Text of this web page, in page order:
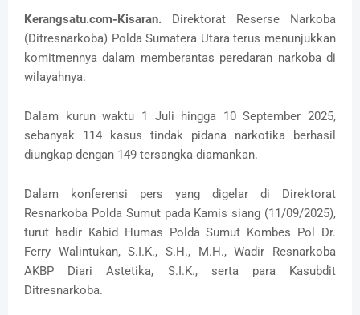
Kerangsatu.com-Kisaran. Direktorat Reserse Narkoba
(Ditresnarkoba) Polda Sumatera Utara terus menunjukkan
komitmennya dalam memberantas peredaran narkoba di
wilayahnya.
Dalam kurun waktu 1 Juli hingga 10 September 2025,
sebanyak 114 kasus tindak pidana narkotika berhasil
diungkap dengan 149 tersangka diamankan.
Dalam konferensi pers yang digelar di Direktorat
Resnarkoba Polda Sumut pada Kamis siang (11/09/2025),
turut hadir Kabid Humas Polda Sumut Kombes Pol Dr.
Ferry Walintukan, S.I.K., S.H., M.H., Wadir Resnarkoba
AKBP Diari Astetika, S.I.K., serta para Kasubdit
Ditresnarkoba.